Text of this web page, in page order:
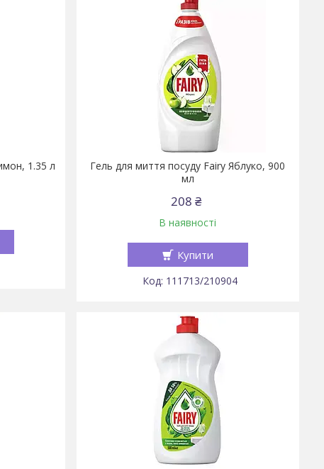
1.35 л
Гель для миття посуду Fairy Яблуко, 900
мл
208 ₴
В наявності
Купити
111713/210904